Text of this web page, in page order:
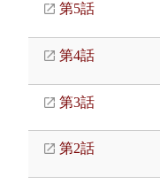
第5話
第4話
第3話
第2話